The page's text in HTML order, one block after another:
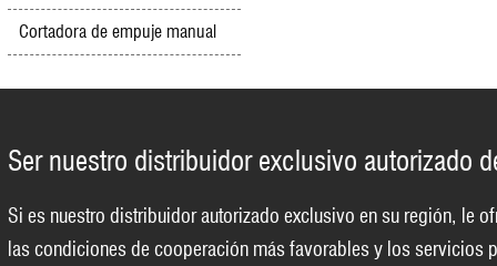
Cortadora de empuje manual
Ser nuestro distribuidor exclusivo autorizado
Si es nuestro distribuidor autorizado exclusivo en su región, le
las condiciones de cooperación más favorables y los servicios